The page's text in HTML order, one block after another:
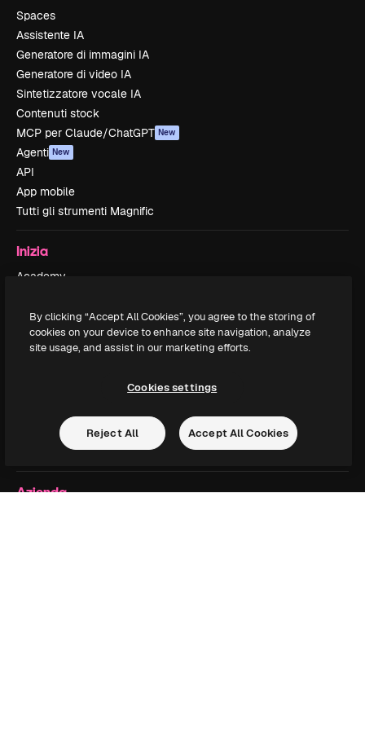
Spaces
Assistente IA
Generatore di immagini IA
Generatore di video IA
Sintetizzatore vocale IA
Contenuti stock
MCP per Claude/ChatGPT New
Agenti New
API
App mobile
Tutti gli strumenti Magnific
Inizia
Academy
Assistenza
Termini e condizioni
Politica sulla privacy
Centro di fiducia
Azienda
By clicking “Accept All Cookies”, you agree to the storing of
cookies on your device to enhance site navigation, analyze
site usage, and assist in our marketing efforts.
Cookies settings
Reject All Accept All Cookies